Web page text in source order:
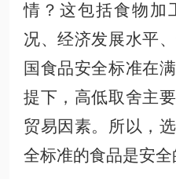
情？这包括食物加
况、经济发展水平
国食品安全标准在
提下，高低取舍主
贸易因素。所以，
全标准的食品是安全